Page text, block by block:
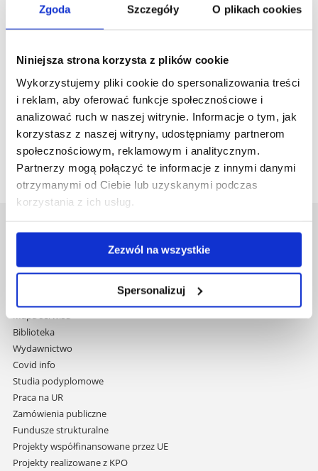
Zgoda Szczegóły O plikach cookies
Niniejsza strona korzysta z plików cookie
Wykorzystujemy pliki cookie do spersonalizowania treści
i reklam, aby oferować funkcje społecznościowe i
analizować ruch w naszej witrynie. Informacje o tym, jak
korzystasz z naszej witryny, udostępniamy partnerom
społecznościowym, reklamowym i analitycznym.
Partnerzy mogą połączyć te informacje z innymi danymi
otrzymanymi od Ciebie lub uzyskanymi podczas
korzystania z ich usług.
Zezwól na wszystkie
Spersonalizuj
studia I stopnia stacjonarne
Uniwersytet Rzeszowski
Al. Tadeusza Rejtana 16C
35-959 Rzeszów
i
przejdź
do
treści
Mapa serwisu
Biblioteka
Wydawnictwo
Covid info
Studia podyplomowe
Praca na UR
Zamówienia publiczne
Fundusze strukturalne
Projekty współfinansowane przez UE
Projekty realizowane z KPO